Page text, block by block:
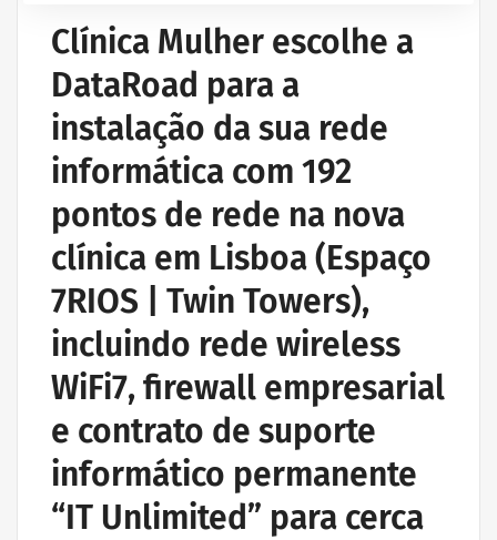
Clínica Mulher escolhe a
DataRoad para a
instalação da sua rede
informática com 192
pontos de rede na nova
clínica em Lisboa (Espaço
7RIOS | Twin Towers),
incluindo rede wireless
WiFi7, firewall empresarial
e contrato de suporte
informático permanente
“IT Unlimited” para cerca